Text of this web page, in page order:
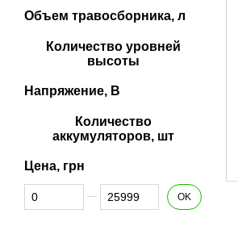
Объем травосборника, л
Количество уровней
высоты
Напряжение, В
Количество
аккумуляторов, шт
Цена, грн
От Цена, грн
До Цена, грн OK